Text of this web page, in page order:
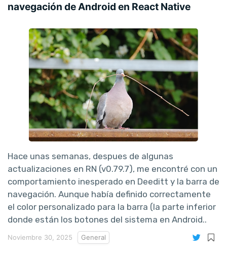
navegación de Android en React Native
Hace unas semanas, despues de algunas
actualizaciones en RN (v0.79.7), me encontré con un
comportamiento inesperado en Deeditt y la barra de
navegación. Aunque había definido correctamente
el color personalizado para la barra (la parte inferior
donde están los botones del sistema en Android..
Noviembre 30, 2025 General